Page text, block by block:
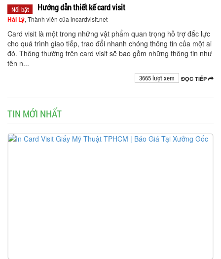
Nổi bật Hướng dẫn thiết kế card visit
Hải Lý, Thành viên của incardvisit.net
Card visit là một trong những vật phẩm quan trọng hỗ trợ đắc lực
cho quá trình giao tiếp, trao đổi nhanh chóng thông tin của một ai
đó. Thông thường trên card visit sẽ bao gồm những thông tin như
tên n...
ĐỌC TIẾP
3665 lượt xem
TIN MỚI NHẤT